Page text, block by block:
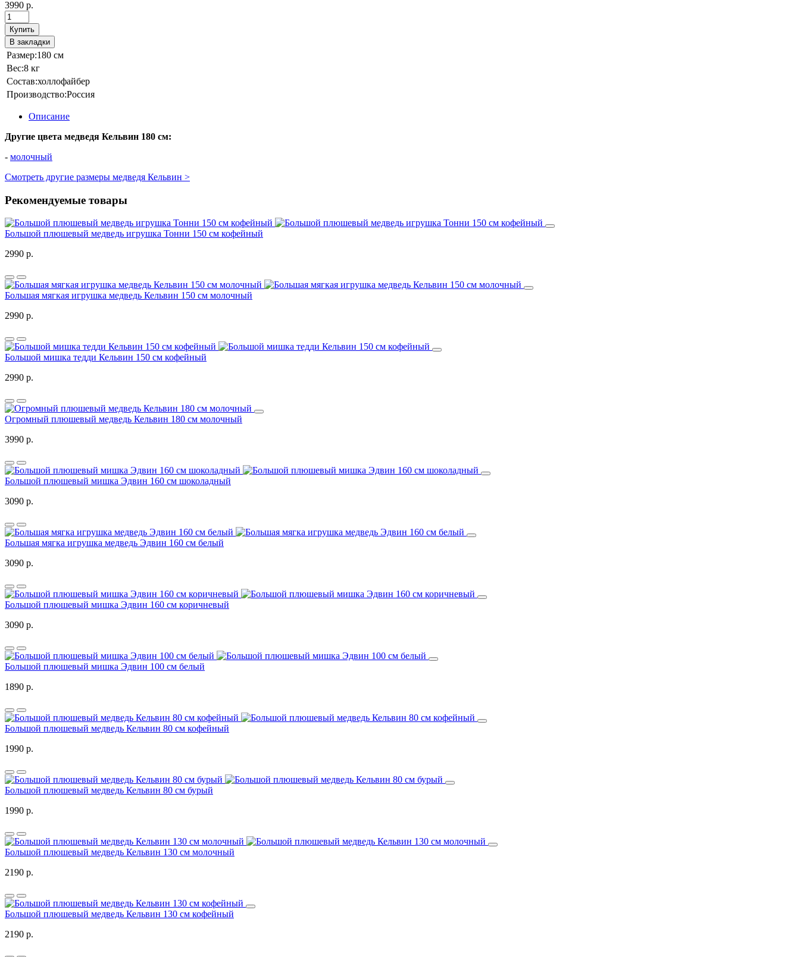
3990 р.
Купить
В закладки
Размер:180 см
Вес:8 кг
Состав:холлофайбер
Производство:Россия
Описание
Другие цвета медведя Кельвин 180 см:
- молочный
Смотреть другие размеры медведя Кельвин >
Рекомендуемые товары
Большой плюшевый медведь игрушка Тонни 150 см кофейный
2990 р.
Большая мягкая игрушка медведь Кельвин 150 см молочный
2990 р.
Большой мишка тедди Кельвин 150 см кофейный
2990 р.
Огромный плюшевый медведь Кельвин 180 см молочный
3990 р.
Большой плюшевый мишка Эдвин 160 см шоколадный
3090 р.
Большая мягка игрушка медведь Эдвин 160 см белый
3090 р.
Большой плюшевый мишка Эдвин 160 см коричневый
3090 р.
Большой плюшевый мишка Эдвин 100 см белый
1890 р.
Большой плюшевый медведь Кельвин 80 см кофейный
1990 р.
Большой плюшевый медведь Кельвин 80 см бурый
1990 р.
Большой плюшевый медведь Кельвин 130 см молочный
2190 р.
Большой плюшевый медведь Кельвин 130 см кофейный
2190 р.